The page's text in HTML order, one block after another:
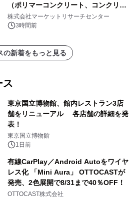
（ポリマーコンクリート、コンクリー
ト、プラスチック、金属）・分析レポ
ートを発表
株式会社マーケットリサーチセンター
3時間前
の新着をもっと見る
ス
東京国立博物館、館内レストラン3店
舗をリニューアル 各店舗の詳細を発
表！
東京国立博物館
1日前
有線CarPlay／Android Autoをワイヤ
レス化 「Mini Aura」 OTTOCASTが
発売、2色展開で8/31まで40％OFF！
OTTOCAST株式会社